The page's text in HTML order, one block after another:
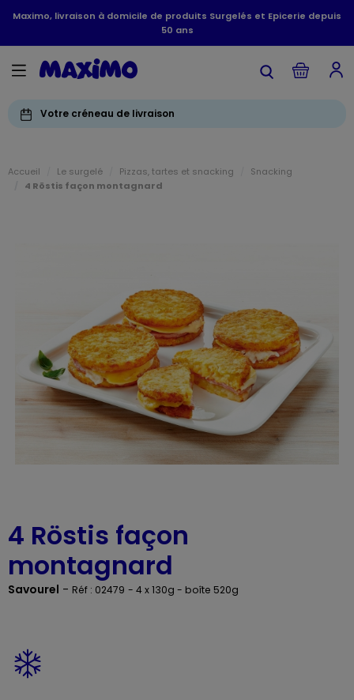
Maximo, livraison à domicile de produits Surgelés et Epicerie depuis
50 ans
Votre créneau de livraison
Accueil Le surgelé Pizzas, tartes et snacking
Snacking
4 Röstis façon montagnard
4 Röstis façon
montagnard
Savourel - Réf : 02479 - 4 x 130g - boîte 520g